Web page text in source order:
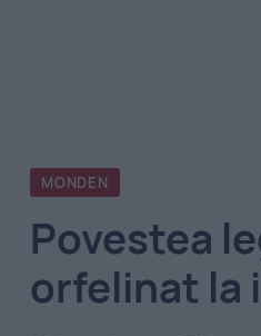
MONDEN
Povestea
orfelinat la